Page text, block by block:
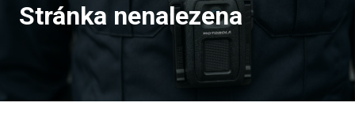
Stránka nenalezena